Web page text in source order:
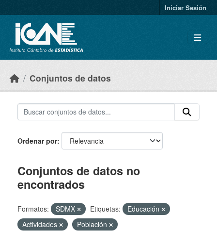
Iniciar Sesión
Conjuntos de datos
Ordenar por
Conjuntos de datos no
encontrados
Formatos: SDMX Etiquetas:
Educación
Actividades
Población